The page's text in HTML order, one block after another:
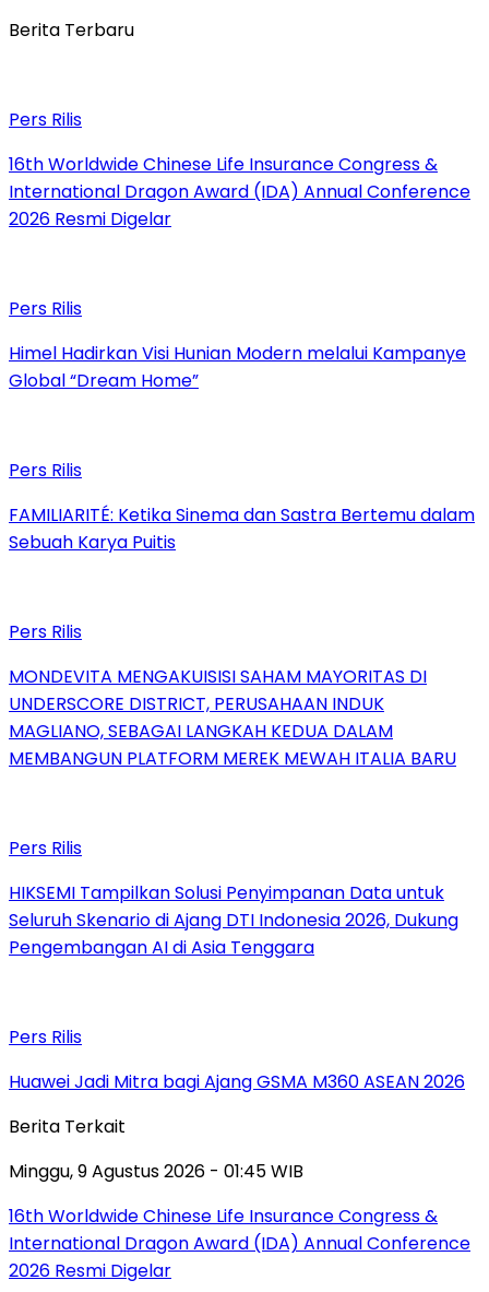
Berita Terbaru
Pers Rilis
16th Worldwide Chinese Life Insurance Congress &
International Dragon Award (IDA) Annual Conference
2026 Resmi Digelar
Pers Rilis
Himel Hadirkan Visi Hunian Modern melalui Kampanye
Global “Dream Home”
Pers Rilis
FAMILIARITÉ: Ketika Sinema dan Sastra Bertemu dalam
Sebuah Karya Puitis
Pers Rilis
MONDEVITA MENGAKUISISI SAHAM MAYORITAS DI
UNDERSCORE DISTRICT, PERUSAHAAN INDUK
MAGLIANO, SEBAGAI LANGKAH KEDUA DALAM
MEMBANGUN PLATFORM MEREK MEWAH ITALIA BARU
Pers Rilis
HIKSEMI Tampilkan Solusi Penyimpanan Data untuk
Seluruh Skenario di Ajang DTI Indonesia 2026, Dukung
Pengembangan AI di Asia Tenggara
Pers Rilis
Huawei Jadi Mitra bagi Ajang GSMA M360 ASEAN 2026
Berita Terkait
Minggu, 9 Agustus 2026 - 01:45 WIB
16th Worldwide Chinese Life Insurance Congress &
International Dragon Award (IDA) Annual Conference
2026 Resmi Digelar